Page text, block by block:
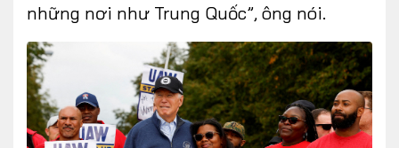
những nơi như Trung Quốc”, ông nói.